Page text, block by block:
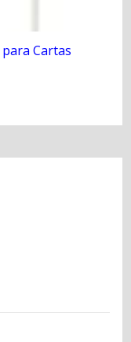
Cartas